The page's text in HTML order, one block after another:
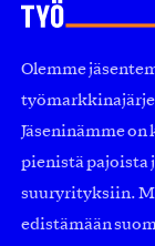
Olemme
Jäseninämme
pienistä pajoista
suuryrityksiin.
edistämään